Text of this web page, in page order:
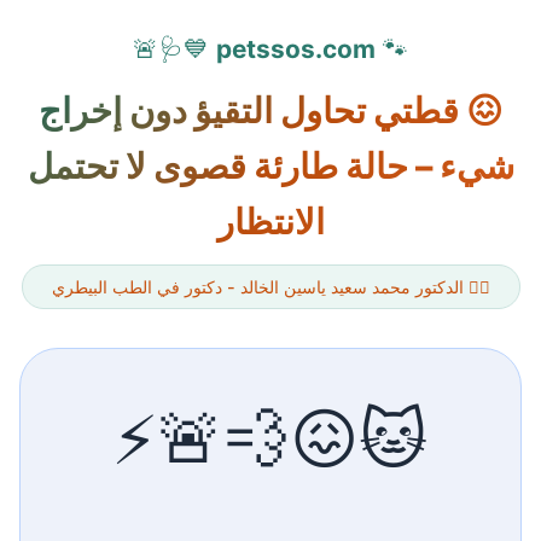
🐾
petssos.com
💙🩺🚨
😖 قطتي تحاول التقيؤ دون إخراج
شيء – حالة طارئة قصوى لا تحتمل
الانتظار
👨‍⚕️ الدكتور محمد سعيد ياسين الخالد - دكتور في الطب البيطري
🐱😖💨🚨⚡